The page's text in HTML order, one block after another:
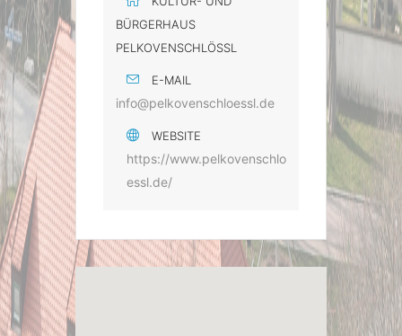
BÜRGERHAUS
PELKOVENSCHLÖSSL
E-MAIL
info@pelkovenschloessl.de
WEBSITE
https://www.pelkovenschlo
essl.de/